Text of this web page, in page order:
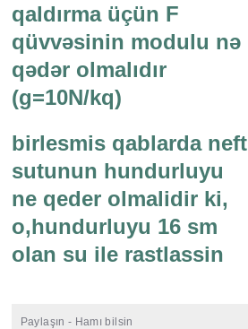
qaldırma üçün F
qüvvəsinin modulu nə
qədər olmalıdır
(g=10N/kq)
birlesmis qablarda neft
sutunun hundurluyu
ne qeder olmalidir ki,
o,hundurluyu 16 sm
olan su ile rastlassin
Paylaşın - Hamı bilsin